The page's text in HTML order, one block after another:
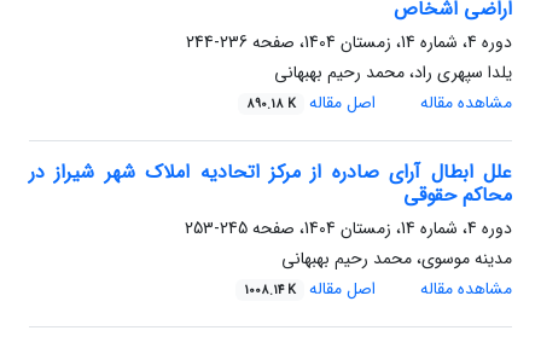
اراضی اشخاص
دوره 4، شماره 14، زمستان 1404، صفحه
236-244
یلدا سپهری راد، محمد رحیم بهبهانی
مشاهده مقاله
اصل مقاله 890.18 K
علل ابطال آرای صادره از مرکز اتحادیه املاک شهر شیراز در
محاکم حقوقی
دوره 4، شماره 14، زمستان 1404، صفحه
245-253
مدینه موسوی، محمد رحیم بهبهانی
مشاهده مقاله
اصل مقاله 1008.14 K